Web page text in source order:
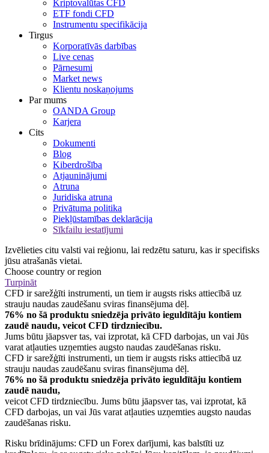
Kriptovalūtas CFD
ETF fondi CFD
Instrumentu specifikācija
Tirgus
Korporatīvās darbības
Live cenas
Pārnesumi
Market news
Klientu noskaņojums
Par mums
OANDA Group
Karjera
Cits
Dokumenti
Blog
Kiberdrošība
Atjauninājumi
Atruna
Juridiska atruna
Privātuma politika
Piekļūstamības deklarācija
Sīkfailu iestatījumi
Izvēlieties citu valsti vai reģionu, lai redzētu saturu, kas ir specifisks
jūsu atrašanās vietai.
Choose country or region
Turpināt
CFD ir sarežģīti instrumenti, un tiem ir augsts risks attiecībā uz
strauju naudas zaudēšanu sviras finansējuma dēļ.
76% no šā produktu sniedzēja privāto ieguldītāju kontiem
zaudē naudu, veicot CFD tirdzniecību.
Jums būtu jāapsver tas, vai izprotat, kā CFD darbojas, un vai Jūs
varat atļauties uzņemties augsto naudas zaudēšanas risku.
CFD ir sarežģīti instrumenti, un tiem ir augsts risks attiecībā uz
strauju naudas zaudēšanu sviras finansējuma dēļ.
76% no šā produktu sniedzēja privāto ieguldītāju kontiem
zaudē naudu,
veicot CFD tirdzniecību. Jums būtu jāapsver tas, vai izprotat, kā
CFD darbojas, un vai Jūs varat atļauties uzņemties augsto naudas
zaudēšanas risku.
Risku brīdinājums: CFD un Forex darījumi, kas balstīti uz